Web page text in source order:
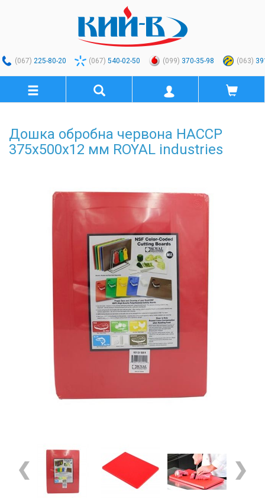
(067) 225-80-20 (067) 540-02-50 (099) 370-35-98 (063)
Дошка обробна червона HACCP
375х500х12 мм ROYAL industries